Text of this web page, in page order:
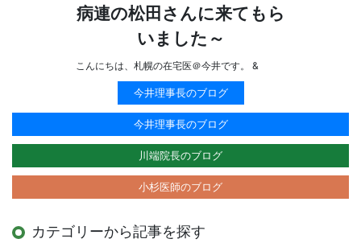
病連の松田さんに来てもら
いました～
こんにちは、札幌の在宅医＠今井です。 &
今井理事長のブログ
今井理事長のブログ
川端院長のブログ
小杉医師のブログ
カテゴリーから記事を探す